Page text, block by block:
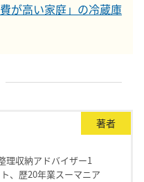
が高い家庭」の冷蔵庫
著者
理収納アドバイザー1
、歴20年業スーマニア